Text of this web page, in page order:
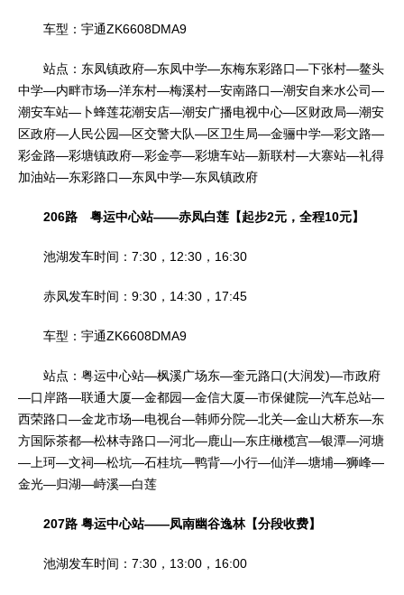
车型：宇通ZK6608DMA9
站点：东凤镇政府—东凤中学—东梅东彩路口—下张村—鳌头
中学—内畔市场—洋东村—梅溪村—安南路口—潮安自来水公司—
潮安车站—卜蜂莲花潮安店—潮安广播电视中心—区财政局—潮安
区政府—人民公园—区交警大队—区卫生局—金骊中学—彩文路—
彩金路—彩塘镇政府—彩金亭—彩塘车站—新联村—大寨站—礼得
加油站—东彩路口—东凤中学—东凤镇政府
206路 粤运中心站——赤凤白莲【起步2元，全程10元】
池湖发车时间：7:30，12:30，16:30
赤凤发车时间：9:30，14:30，17:45
车型：宇通ZK6608DMA9
站点：粤运中心站—枫溪广场东—奎元路口(大润发)—市政府
—口岸路—联通大厦—金都园—金信大厦—市保健院—汽车总站—
西荣路口—金龙市场—电视台—韩师分院—北关—金山大桥东—东
方国际茶都—松林寺路口—河北—鹿山—东庄橄榄宫—银潭—河塘
—上珂—文祠—松坑—石桂坑—鸭背—小行—仙洋—塘埔—狮峰—
金光—归湖—峙溪—白莲
207路 粤运中心站——凤南幽谷逸林【分段收费】
池湖发车时间：7:30，13:00，16:00